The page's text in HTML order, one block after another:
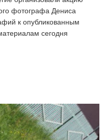
фотографа Дениса
к опубликованным
сегодня